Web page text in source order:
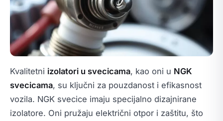
Kvalitetni izolatori u svecicama, kao oni u NGK
svecicama, su ključni za pouzdanost i efikasnost
vozila. NGK svecice imaju specijalno dizajnirane
izolatore. Oni pružaju električni otpor i zaštitu, što